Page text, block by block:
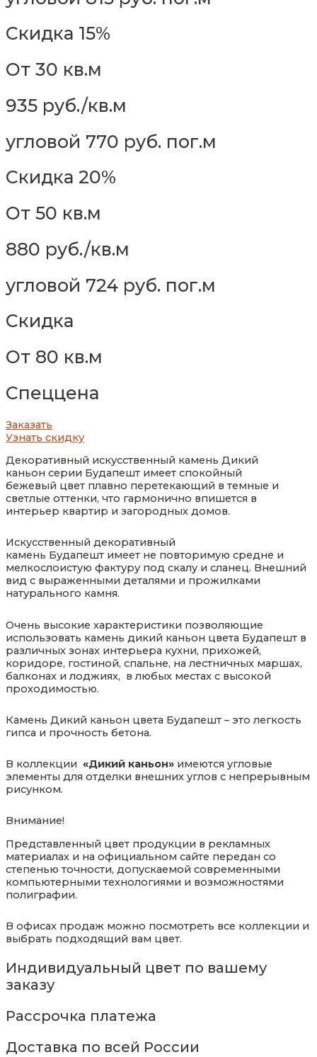
Скидка 15%
От 30 кв.м
935 руб./кв.м
угловой 770 руб. пог.м
Скидка 20%
От 50 кв.м
880 руб./кв.м
угловой 724 руб. пог.м
Скидка
От 80 кв.м
Спеццена
Заказать
Узнать скидку
Декоративный искусственный камень Дикий
каньон серии Будапешт имеет спокойный
бежевый цвет плавно перетекающий в темные и
светлые оттенки, что гармонично впишется в
интерьер квартир и загородных домов.
Искусственный декоративный
камень Будапешт имеет не повторимую средне и
мелкослоистую фактуру под скалу и сланец. Внешний
вид с выраженными деталями и прожилками
натурального камня.
Очень высокие характеристики позволяющие
использовать камень дикий каньон цвета Будапешт в
различных зонах интерьера кухни, прихожей,
коридоре, гостиной, спальне, на лестничных маршах,
балконах и лоджиях, в любых местах с высокой
проходимостью.
Камень Дикий каньон цвета Будапешт – это легкость
гипса и прочность бетона.
В коллекции «Дикий каньон» имеются угловые
элементы для отделки внешних углов с непрерывным
рисунком.
Внимание!
Представленный цвет продукции в рекламных
материалах и на официальном сайте передан со
степенью точности, допускаемой современными
компьютерными технологиями и возможностями
полиграфии.
В офисах продаж можно посмотреть все коллекции и
выбрать подходящий вам цвет.
Индивидуальный цвет по вашему
заказу
Рассрочка платежа
Доставка по всей России